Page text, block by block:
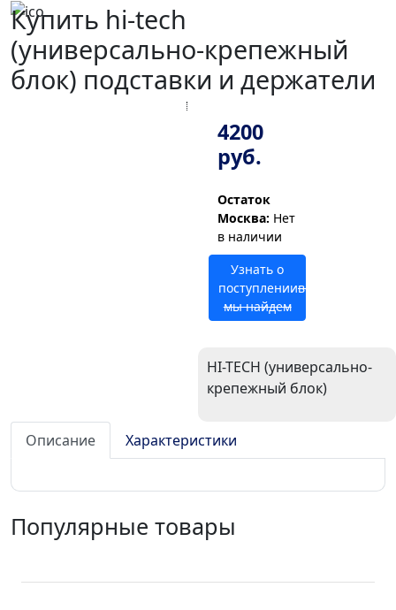
Купить hi-tech
(универсально-крепежный
блок) подставки и держатели
4200
руб.
Остаток
Москва: Нет
в наличии
Узнать о
поступлениивозможно
мы найдем
HI-TECH (универсально-
крепежный блок)
Описание Характеристики
Популярные товары